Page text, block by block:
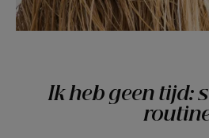
Ik heb geen tijd: